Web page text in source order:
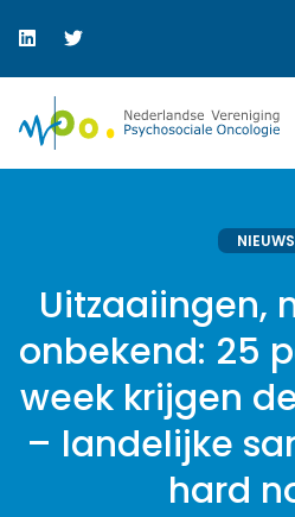
NIEUWS
Uitzaaiingen,
onbekend: 25
week krijgen
– landelijke
hard